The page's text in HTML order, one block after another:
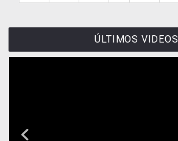
ÚLTIMOS VIDEOS